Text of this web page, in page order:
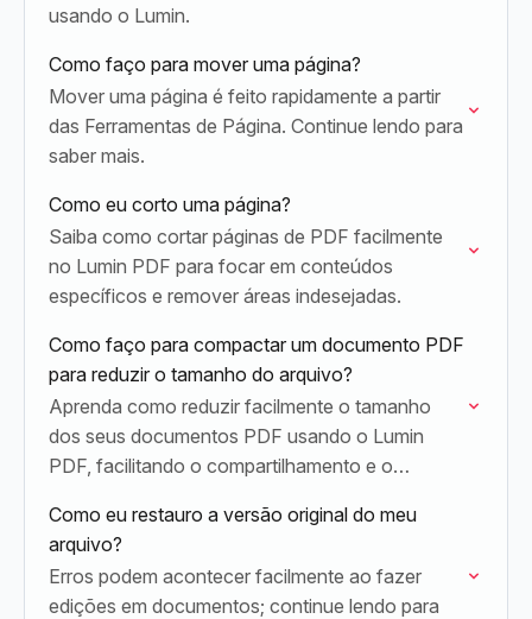
usando o Lumin.
Como faço para mover uma página?
Mover uma página é feito rapidamente a partir
das Ferramentas de Página. Continue lendo para
saber mais.
Como eu corto uma página?
Saiba como cortar páginas de PDF facilmente
no Lumin PDF para focar em conteúdos
específicos e remover áreas indesejadas.
Como faço para compactar um documento PDF
para reduzir o tamanho do arquivo?
Aprenda como reduzir facilmente o tamanho
dos seus documentos PDF usando o Lumin
PDF, facilitando o compartilhamento e o
Como eu restauro a versão original do meu
arquivo?
Erros podem acontecer facilmente ao fazer
edições em documentos; continue lendo para